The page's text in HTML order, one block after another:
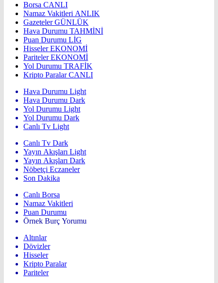
Borsa CANLI
Namaz Vakitleri ANLIK
GazetelerGÜNLÜK
Hava Durumu TAHMİNİ
Puan Durumu LİG
HisselerEKONOMİ
ParitelerEKONOMİ
Yol Durumu TRAFİK
Kripto ParalarCANLI
Hava Durumu Light
Hava Durumu Dark
Yol Durumu Light
Yol Durumu Dark
Canlı Tv Light
Canlı Tv Dark
Yayın Akışları Light
Yayın Akışları Dark
Nöbetçi Eczaneler
Son Dakika
Canlı Borsa
Namaz Vakitleri
Puan Durumu
Örnek Burç Yorumu
Altınlar
Dövizler
Hisseler
Kripto Paralar
Pariteler